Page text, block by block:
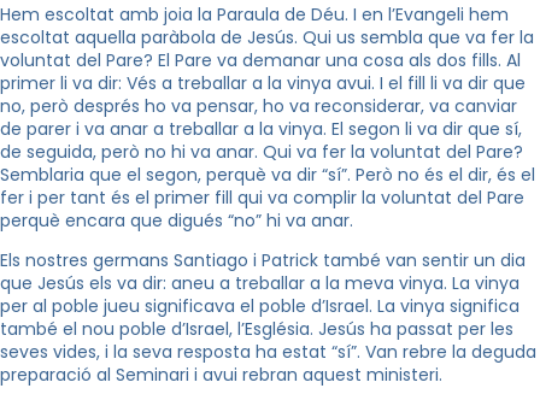
Hem escoltat amb joia la Paraula de Déu. I en l’Evangeli hem
escoltat aquella paràbola de Jesús. Qui us sembla que va fer la
voluntat del Pare? El Pare va demanar una cosa als dos fills. Al
primer li va dir: Vés a treballar a la vinya avui. I el fill li va dir que
no, però després ho va pensar, ho va reconsiderar, va canviar
de parer i va anar a treballar a la vinya. El segon li va dir que sí,
de seguida, però no hi va anar. Qui va fer la voluntat del Pare?
Semblaria que el segon, perquè va dir “sí”. Però no és el dir, és el
fer i per tant és el primer fill qui va complir la voluntat del Pare
perquè encara que digués “no” hi va anar.
Els nostres germans Santiago i Patrick també van sentir un dia
que Jesús els va dir: aneu a treballar a la meva vinya. La vinya
per al poble jueu significava el poble d’Israel. La vinya significa
també el nou poble d’Israel, l’Església. Jesús ha passat per les
seves vides, i la seva resposta ha estat “sí”. Van rebre la deguda
preparació al Seminari i avui rebran aquest ministeri.